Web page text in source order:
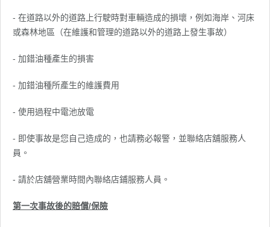
- 在道路以外的道路上行駛時對車輛造成的損壞，例如海岸、河床
或森林地區（在維護和管理的道路以外的道路上發生事故）
- 加錯油種產生的損害
- 加錯油種所產生的維護費用
- 使用過程中電池放電
- 即使事故是您自己造成的，也請務必報警，並聯絡店舖服務人
員。
- 請於店舖營業時間內聯絡店鋪服務人員。
第一次事故後的賠償/保險